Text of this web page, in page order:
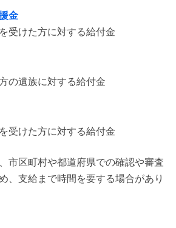
金
受けた方に対する給付金
の遺族に対する給付金
受けた方に対する給付金
市区町村や都道府県での確認や審査
、支給まで時間を要する場合があり